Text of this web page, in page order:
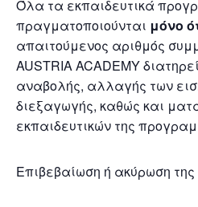
Όλα τα εκπαιδευτικά
πραγματοποιούνται μόνο
απαιτούμενος αριθμός
AUSTRIA ACADEMY
αναβολής, αλλαγής των
διεξαγωγής, καθώς και
εκπαιδευτικών της
Επιβεβαίωση ή ακύρωση